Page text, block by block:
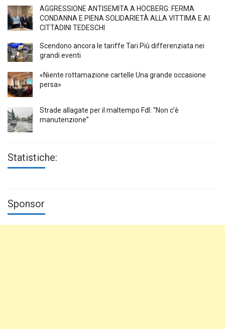
AGGRESSIONE ANTISEMITA A HÖCBERG: FERMA
CONDANNA E PIENA SOLIDARIETÀ ALLA VITTIMA E AI
CITTADINI TEDESCHI
Scendono ancora le tariffe Tari Più differenziata nei
grandi eventi
«Niente rottamazione cartelle Una grande occasione
persa»
Strade allagate per il maltempo FdI: “Non c’è
manutenzione”
Statistiche:
Sponsor